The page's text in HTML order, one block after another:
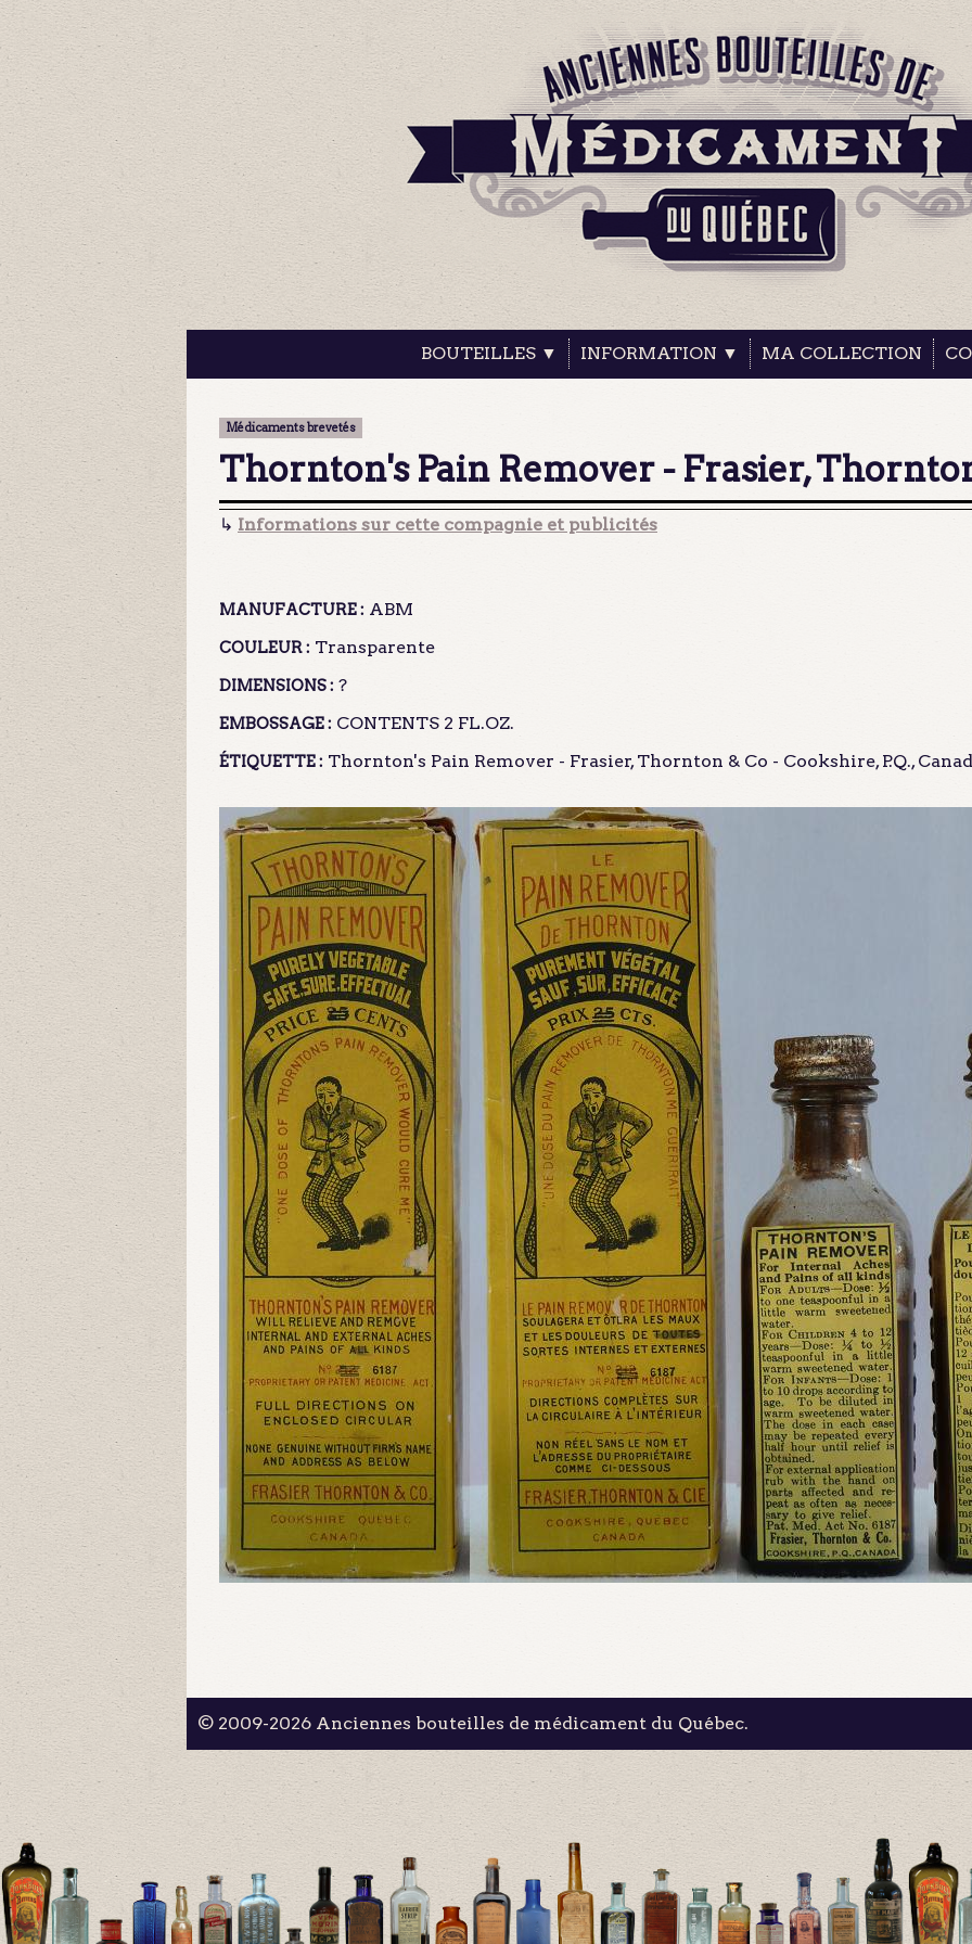
BOUTEILLES ▼ INFORMATION ▼ MA COLLECTION
Médicaments brevetés
Thornton's Pain Remover - Frasier,
↳ Informations sur cette compagnie et publicités
MANUFACTURE : ABM
COULEUR : Transparente
DIMENSIONS : ?
EMBOSSAGE : CONTENTS 2 FL.OZ.
ÉTIQUETTE : Thornton's Pain Remover - Frasier, Thornton & Co - Cookshire, P.Q.,
© 2009-2026 Anciennes bouteilles de médicament du Québec.